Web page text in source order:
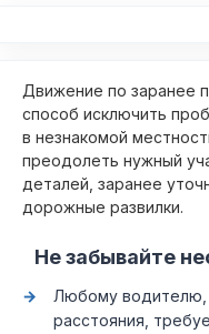
Движение по заранее
способ исключить
в незнакомой
преодолеть нужный
деталей, заранее
дорожные развилки.
Не забывайте
Любому
расстояния,